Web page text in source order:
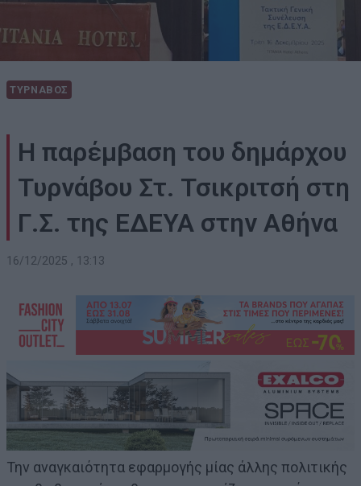
ΤΥΡΝΑΒΟΣ
Η παρέμβαση του δημάρχου
Τυρνάβου Στ. Τσικριτσή στη
Γ.Σ. της ΕΔΕΥΑ στην Αθήνα
16/12/2025 , 13:13
Την αναγκαιότητα εφαρμογής μίας άλλης πολιτικής